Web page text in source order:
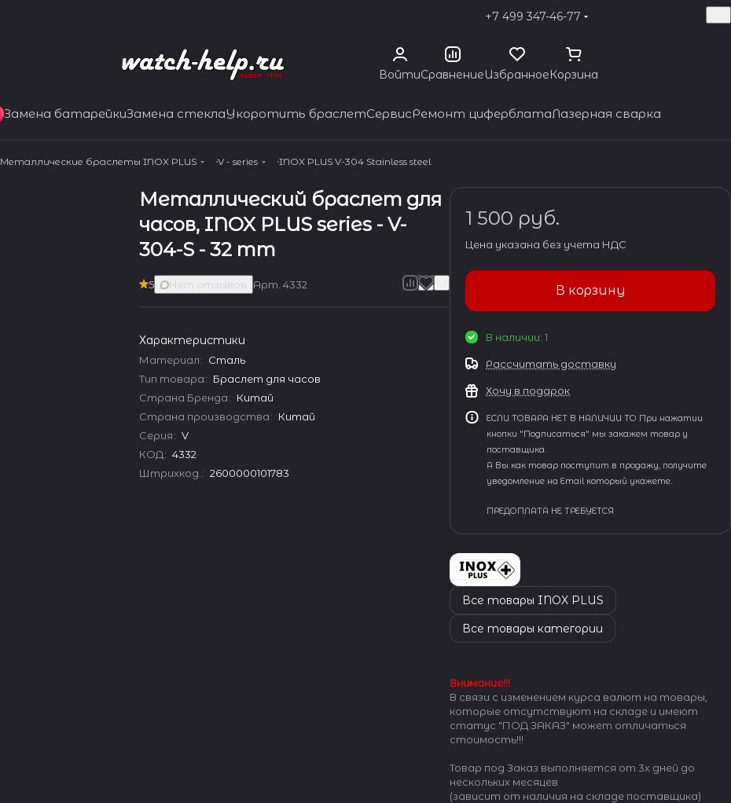
+7 499 347-46-77
ВойтиСравнениеИзбранноеКорзина
Замена батарейкиЗамена стеклаУкоротить браслетСервисРемонт циферблатаЛазерная сварка
Металлические браслеты INOX PLUS V - series INOX PLUS V-304 Stainless steel
Металлический браслет для
часов, INOX PLUS series - V-
304-S - 32 mm
5 Нет отзывов Арт.4332
Характеристики
Материал: Сталь
Тип товара: Браслет для часов
Страна Бренда: Китай
Страна производства: Китай
Серия: V
КОД: 4332
Штрихкод. : 2600000101783
1 500 руб.
Цена указана без учета НДС
В корзину
В наличии: 1
Рассчитать доставку
Хочу в подарок
ЕСЛИ ТОВАРА НЕТ В НАЛИЧИИ ТО При нажатии
кнопки "Подписаться" мы закажем товар у
поставщика.
А Вы как товар поступит в продажу, получите
уведомление на Email который укажете.
ПРЕДОПЛАТА НЕ ТРЕБУЕТСЯ
Все товары INOX PLUS
Все товары категории
Внимание!!!
В связи с изменением курса валют на товары,
которые отсутствуют на складе и имеют
статус "ПОД ЗАКАЗ" может отличаться
стоимость!!!
Товар под Заказ выполняется от 3х дней до
нескольких месяцев
(зависит от наличия на складе поставщика)